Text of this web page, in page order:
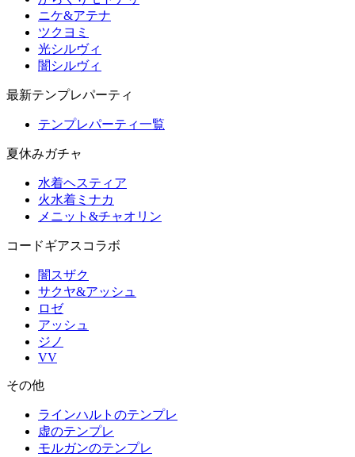
ニケ&アテナ
ツクヨミ
光シルヴィ
闇シルヴィ
最新テンプレパーティ
テンプレパーティ一覧
夏休みガチャ
水着ヘスティア
火水着ミナカ
メニット&チャオリン
コードギアスコラボ
闇スザク
サクヤ&アッシュ
ロゼ
アッシュ
ジノ
VV
その他
ラインハルトのテンプレ
虚のテンプレ
モルガンのテンプレ